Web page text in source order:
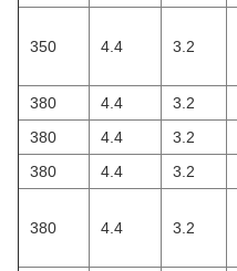
350 4.4 3.2
380
4.4 3.2
380
4.4 3.2
380
4.4 3.2
380 4.4 3.2